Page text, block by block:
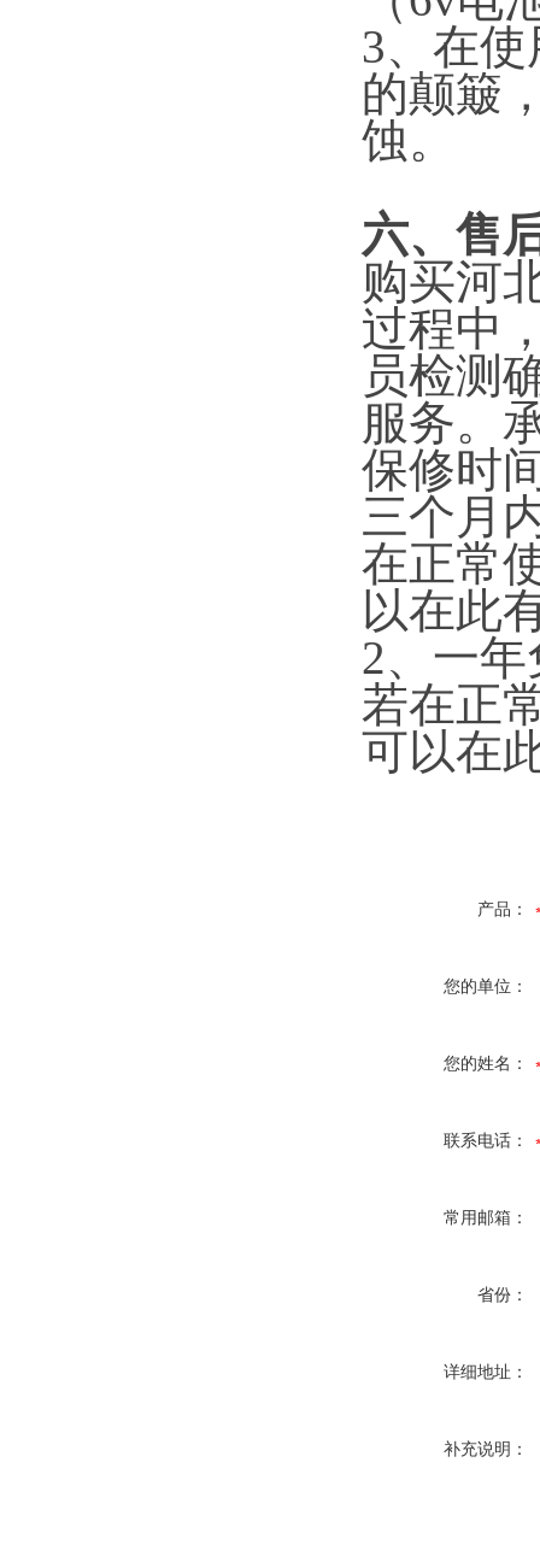
3、在
的颠簸
蚀。
六、售
购买河
过程中
员检测
服务。
保修时
三个月
在正常
以在此
2、一
若在正
可以在
产品：
您的单位：
您的姓名：
联系电话：
常用邮箱：
省份：
详细地址：
补充说明：